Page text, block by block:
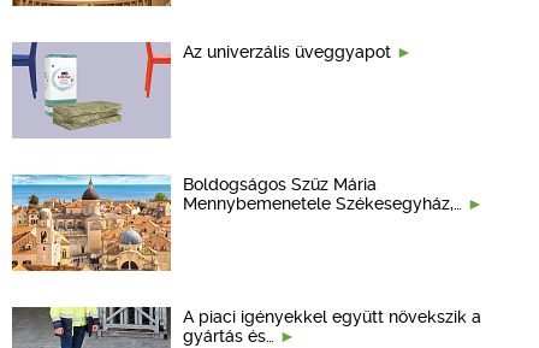
Az univerzális üveggyapot
Boldogságos Szűz Mária
Mennybemenetele Székesegyház,…
A piaci igényekkel együtt növekszik a
gyártás és…